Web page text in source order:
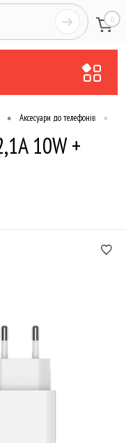
0
• Аксесуари до телефонів •
10W +